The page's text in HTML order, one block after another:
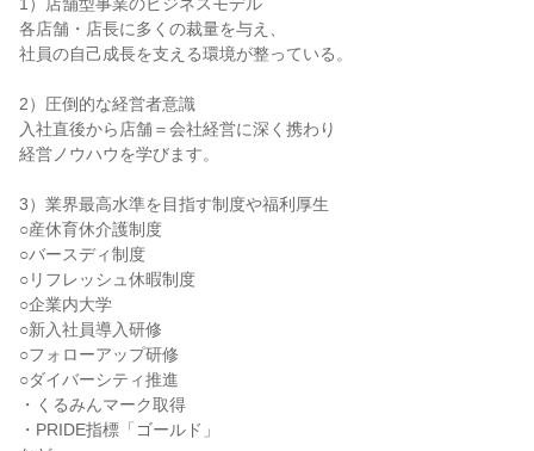
各店舗・店長に多くの裁量を与え、
社員の自己成長を支える環境が整っている。
2）圧倒的な経営者意識
入社直後から店舗＝会社経営に深く携わり
経営ノウハウを学びます。
3）業界最高水準を目指す制度や福利厚生
○産休育休介護制度
○バースディ制度
○リフレッシュ休暇制度
○企業内大学
○新入社員導入研修
○フォローアップ研修
○ダイバーシティ推進
・くるみんマーク取得
・PRIDE指標「ゴールド」